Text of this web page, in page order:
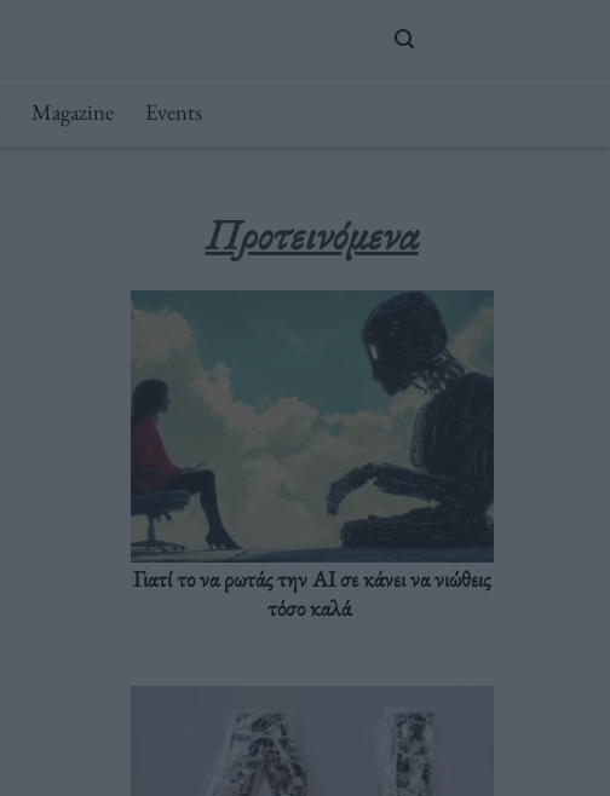
Magazine Events
Προτεινόμενα
Γιατί το να ρωτάς την AI σε κάνει να νιώθεις
τόσο καλά